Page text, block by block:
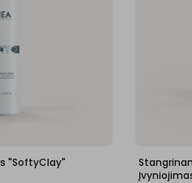
"SoftyClay"